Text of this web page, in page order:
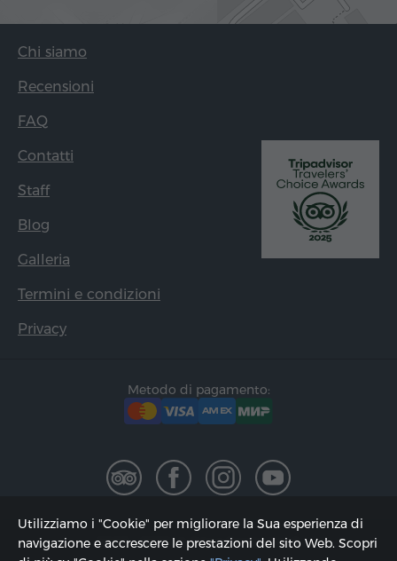
Chi siamo
Recensioni
FAQ
Contatti
Staff
Blog
Galleria
Termini e condizioni
Privacy
Metodo di pagamento:
2002 - 2026, © "Hyur Service" Ltd;
Utilizziamo i "Cookie" per migliorare la Sua esperienza di
navigazione e accrescere le prestazioni del sito Web. Scopri